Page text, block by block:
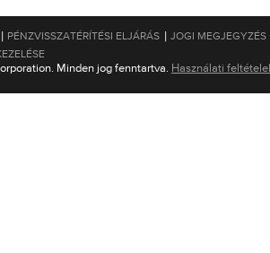
| PÉNZVISSZATÉRÍTÉSI ELJÁRÁS | JOGI MEGJEGYZÉS
Minden jog fenntartva. Használati